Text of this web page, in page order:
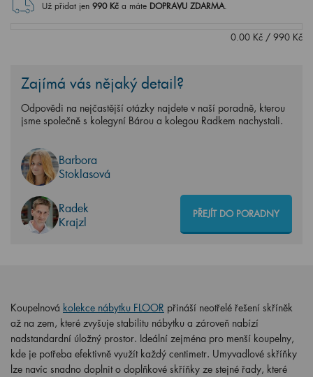
Už přidat jen 990Kč a máte DOPRAVU ZDARMA.
0.00 Kč / 990 Kč
Zajímá vás nějaký detail?
Odpovědi na nejčastější otázky najdete v naší poradně, kterou
jsme společně s kolegyní Bárou a kolegou Radkem nachystali.
Barbora
Stoklasová
Radek
Krajzl
PŘEJÍT DO PORADNY
Koupelnová kolekce nábytku FLOOR přináší neotřelé řešení skříněk
až na zem, které zvyšuje stabilitu nábytku a zároveň nabízí
nadstandardní úložný prostor. Ideální zejména pro menší koupelny,
kde je potřeba efektivně využít každý centimetr. Umyvadlové skříňky
lze navíc snadno doplnit o doplňkové skříňky ze stejné řady, které